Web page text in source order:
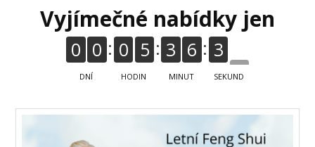
Vyjímečné nabídky jen
0 0
DNÍ
0 5
HODIN
3 6
MINUT
3
2
3
SEKUND